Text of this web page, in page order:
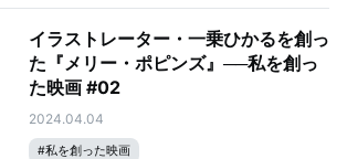
イラストレーター・一乗ひかるを創っ
た『メリー・ポピンズ』──私を創っ
た映画 #02
2024.04.04
#私を創った映画